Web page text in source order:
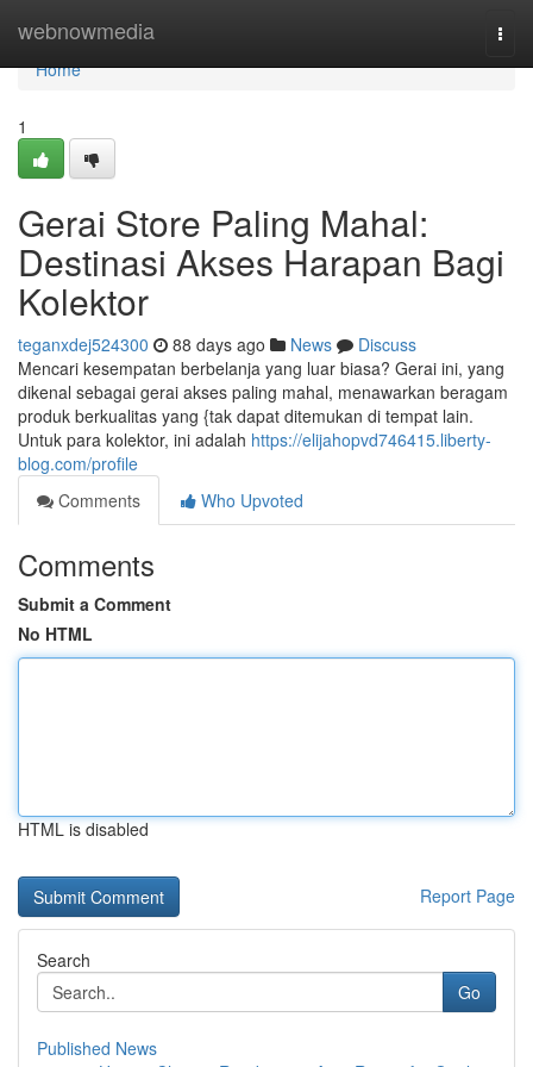
webnowmedia
Home
Home
1
Gerai Store Paling Mahal:
Destinasi Akses Harapan Bagi
Kolektor
teganxdej524300 88 days ago News
Discuss
Mencari kesempatan berbelanja yang luar biasa? Gerai ini, yang
dikenal sebagai gerai akses paling mahal, menawarkan beragam
produk berkualitas yang {tak dapat ditemukan di tempat lain.
Untuk para kolektor, ini adalah https://elijahopvd746415.liberty-
blog.com/profile
Comments
Who Upvoted
Comments
Submit a Comment
No HTML
HTML is disabled
Report Page
Search
Go
Published News